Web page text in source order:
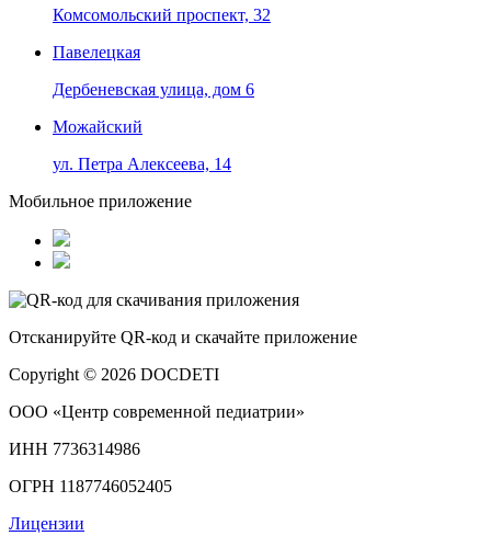
Комсомольский проспект, 32
Павелецкая
Дербеневская улица, дом 6
Можайский
ул. Петра Алексеева, 14
Мобильное приложение
Отсканируйте QR-код и скачайте приложение
Copyright © 2026 DOCDETI
ООО «Центр современной педиатрии»
ИНН 7736314986
ОГРН 1187746052405
Лицензии